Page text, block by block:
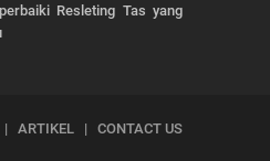
Resleting Tas yang
| ARTIKEL | CONTACT US